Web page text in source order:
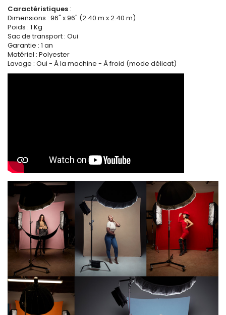
Caractéristiques :
Dimensions : 96" x 96" (2.40 m x 2.40 m)
Poids : 1 Kg
Sac de transport : Oui
Garantie : 1 an
Matériel : Polyester
Lavage : Oui - À la machine - À froid (mode délicat)